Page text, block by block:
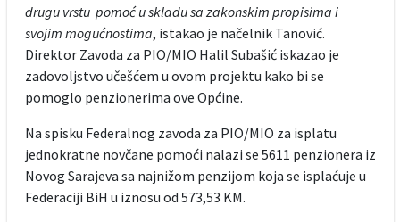
drugu vrstu pomoć u skladu sa zakonskim propisima i
svojim mogućnostima, istakao je načelnik Tanović.
Direktor Zavoda za PIO/MIO Halil Subašić iskazao je
zadovoljstvo učešćem u ovom projektu kako bi se
pomoglo penzionerima ove Općine.
Na spisku Federalnog zavoda za PIO/MIO za isplatu
jednokratne novčane pomoći nalazi se 5611 penzionera iz
Novog Sarajeva sa najnižom penzijom koja se isplaćuje u
Federaciji BiH u iznosu od 573,53 KM.